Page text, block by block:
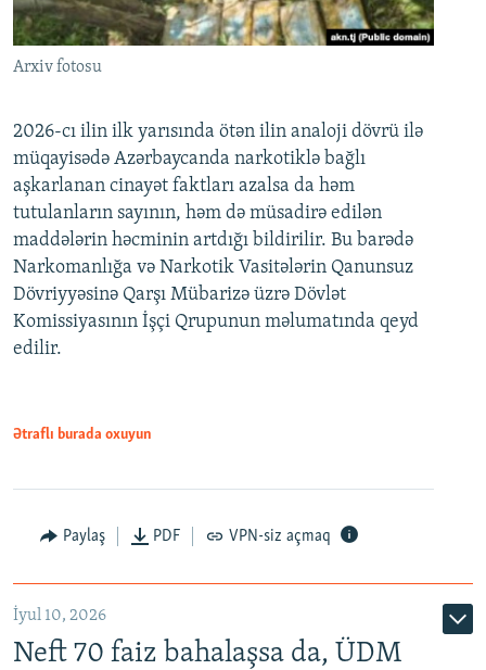
Arxiv fotosu
2026-cı ilin ilk yarısında ötən ilin analoji dövrü ilə
müqayisədə Azərbaycanda narkotiklə bağlı
aşkarlanan cinayət faktları azalsa da həm
tutulanların sayının, həm də müsadirə edilən
maddələrin həcminin artdığı bildirilir. Bu barədə
Narkomanlığa və Narkotik Vasitələrin Qanunsuz
Dövriyyəsinə Qarşı Mübarizə üzrə Dövlət
Komissiyasının İşçi Qrupunun məlumatında qeyd
edilir.
Ətraflı burada oxuyun
Paylaş PDF VPN-siz açmaq
İyul 10, 2026
Neft 70 faiz bahalaşsa da, ÜDM